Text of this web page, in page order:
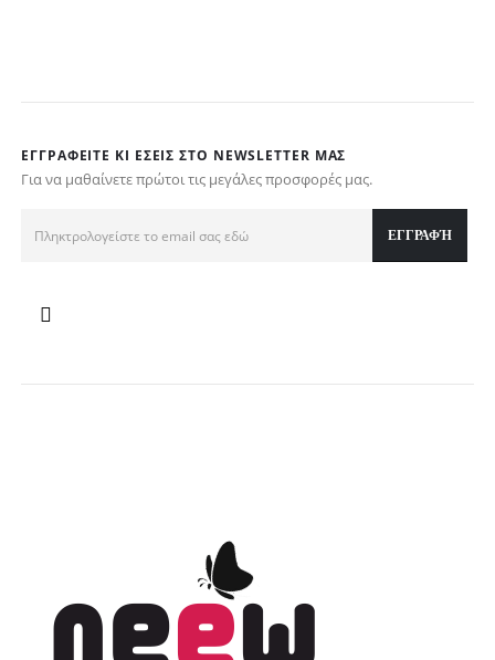
ΕΓΓΡΑΦΕΊΤΕ ΚΙ ΕΣΕΊΣ ΣΤΟ NEWSLETTER ΜΑΣ
Για να μαθαίνετε πρώτοι τις μεγάλες προσφορές μας.